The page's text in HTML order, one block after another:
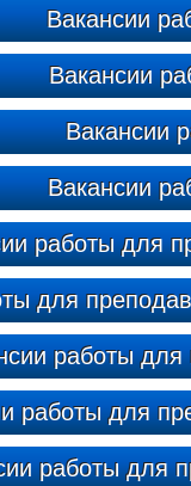
Вакансии
Вакансии
Вакансии
Вакансии
работы для
для
работы для
работы для
работы для